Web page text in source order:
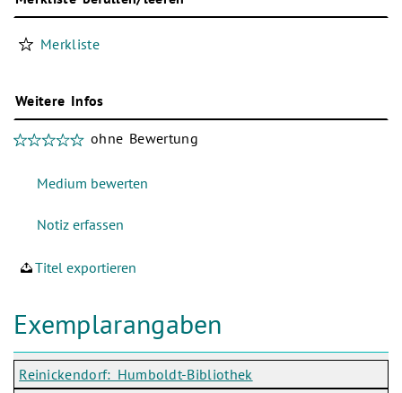
Merkliste
Weitere Infos
ohne Bewertung
Titel exportieren
Exemplarangaben
Reinickendorf: Humboldt-Bibliothek